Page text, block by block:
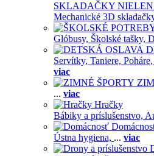
SKLADAČKY NIELEN
Mechanické 3D
Glóbusy, Školské tašky,
Servítky, Taniere, Poháre,
viac
... viac
Hračky
Bábiky a príslušenstvo,
Ústna hygiena, ... viac